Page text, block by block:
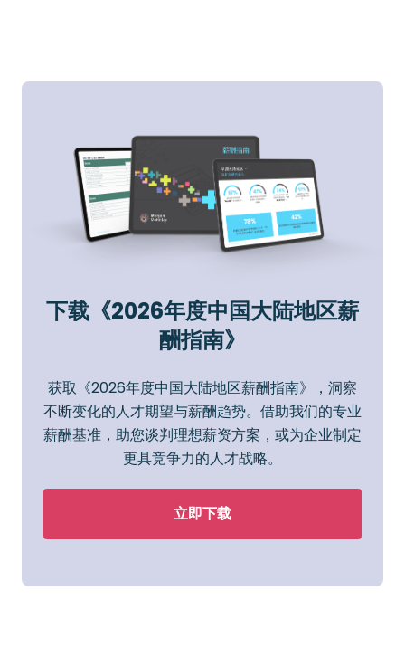
下载《2026年度中国大陆地区薪
酬指南》
获取《2026年度中国大陆地区薪酬指南》，洞察
不断变化的人才期望与薪酬趋势。借助我们的专业
薪酬基准，助您谈判理想薪资方案，或为企业制定
更具竞争力的人才战略。
立即下载